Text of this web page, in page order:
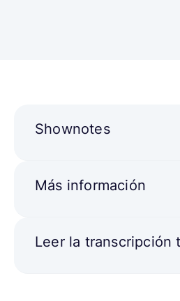
Shownotes
Más información
Leer la transcripción